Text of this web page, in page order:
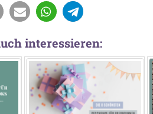
interessieren: